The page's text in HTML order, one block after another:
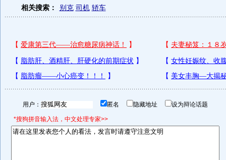
相关搜索： 别克 司机 轿车
用户： 匿名 隐藏地址 设为辩论话题
*搜狗拼音输入法，中文处理专家>>